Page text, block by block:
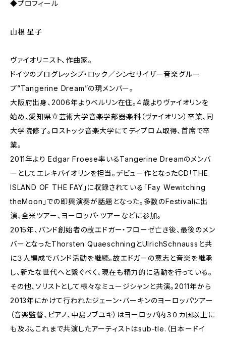
◆プロフィール
山根 星子
ヴァイオリニスト、作曲家。
ドイツのプログレッシブ・ロック／シンセサイザー音楽グルー
プ”Tangerine Dream”の現メンバー。
大阪府出身、2006年よりベルリン在住。４歳よりヴァイオリンを
始め、愛知県立芸術大学音楽学部器楽科（ヴァイオリン）卒業、同
大学院修了。ロストック音楽大学にてディプロム取得、首席で卒
業。
2011年より Edgar Froese率いるTangerine Dreamのメンバ
ーとしてエレキバイオリンを担当。デビュー作となったCD「THE
ISLAND OF THE FAY」に収録されている「Fay Wewitching
theMoon」での即興演奏が話題となった。多数のFestivalに出
演、全米ツアー、ヨーロッパ・ツアーなどに参加。
2015年、バンド創始者の故エドガー・フローゼ亡き後、最後のメン
バーとなったThorsten QuaeschningとUlrichSchnaussと共
に３人編成でバンド活動を継続。故エドガーの意志と音楽を継承
し、新たな世代へと繋ぐべく、現在も精力的に活動を行っている。
その他、ソリストとして様々なミュージシャンと共演。2011年から
2013年にかけて行われたジェーン・バーキンのヨーロッパツアー
（音楽監督、ピアノ、中島ノブユキ）はヨーロッパ内３０カ国以上に
も及ぶ。これまで共演したアーティストはsub-tle.（日本ードイ